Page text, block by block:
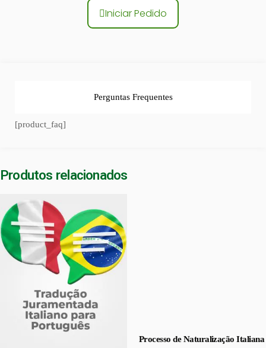
Iniciar Pedido
Perguntas Frequentes
[product_faq]
Produtos relacionados
Processo de Naturalização Italiana